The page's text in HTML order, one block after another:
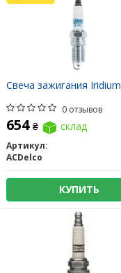
Свеча зажигания Iridium
0 отзывов
654 ₴ склад
Артикул:
ACDelco
КУПИТЬ